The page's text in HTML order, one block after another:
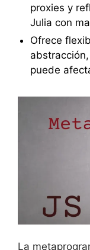
proxies y
Julia con
Ofrece
puede
La